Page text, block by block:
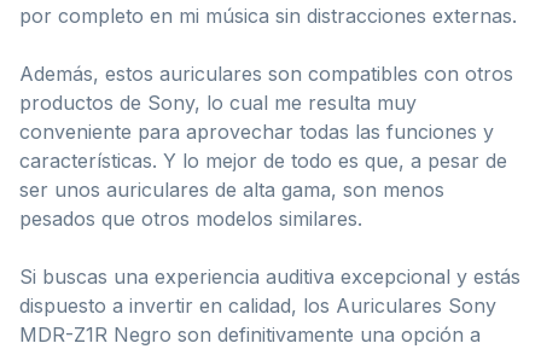
por completo en mi música sin distracciones externas.
Además, estos auriculares son compatibles con otros
productos de Sony, lo cual me resulta muy
conveniente para aprovechar todas las funciones y
características. Y lo mejor de todo es que, a pesar de
ser unos auriculares de alta gama, son menos
pesados que otros modelos similares.
Si buscas una experiencia auditiva excepcional y estás
dispuesto a invertir en calidad, los Auriculares Sony
MDR-Z1R Negro son definitivamente una opción a